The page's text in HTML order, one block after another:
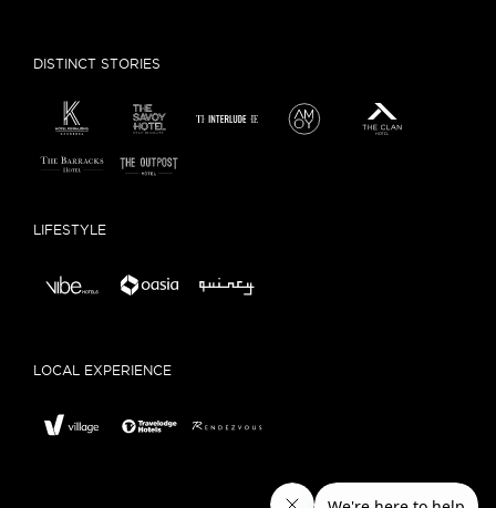
DISTINCT STORIES
LIFESTYLE
LOCAL EXPERIENCE